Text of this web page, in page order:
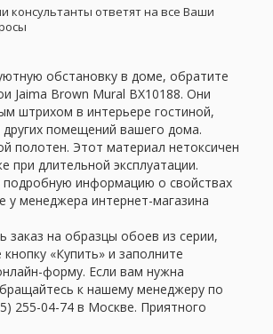
консультанты ответят на все Ваши
обстановку в доме, обратите
Jaima Brown Mural BX10188. Они
штрихом в интерьере гостиной,
других помещений вашего дома.
полотен. Этот материал нетоксичен
при длительной эксплуатации.
подробную информацию о свойствах
у менеджера интернет-магазина
на образцы обоев из серии,
«Купить» и заполните
форму. Если вам нужна
к нашему менеджеру по
255-04-74 в Москве. Приятного